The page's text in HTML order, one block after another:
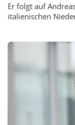
Er folgt auf
italienischen